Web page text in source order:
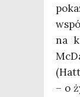
na
– o